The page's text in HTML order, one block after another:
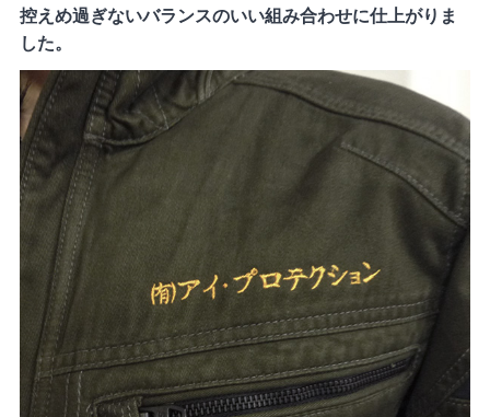
控えめ過ぎないバランスのいい組み合わせに仕上がりま
した。